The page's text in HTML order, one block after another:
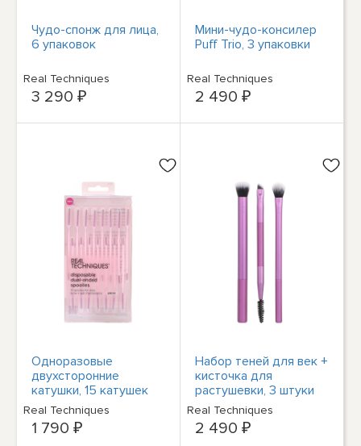
Чудо-спонж для лица,
6 упаковок
Real Techniques
3 290 ₽
Мини-чудо-консилер
Puff Trio, 3 упаковки
Real Techniques
2 490 ₽
Одноразовые
двухсторонние
катушки, 15 катушек
Real Techniques
1 790 ₽
Набор теней для век +
кисточка для
растушевки, 3 штуки
Real Techniques
2 490 ₽